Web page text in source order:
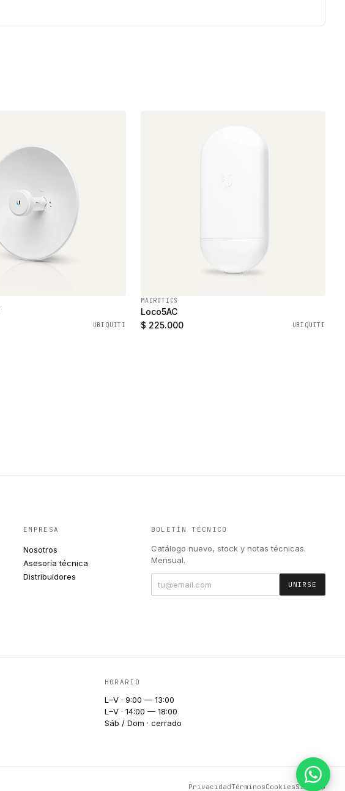
UBIQUITI
MACROTICS
Loco5AC
$ 225.000
UBIQUITI
EMPRESA
Nosotros
Asesoría técnica
Distribuidores
BOLETÍN TÉCNICO
Catálogo nuevo, stock y notas técnicas.
Mensual.
UNIRSE
HORARIO
L–V · 9:00 — 13:00
L–V · 14:00 — 18:00
Sáb / Dom · cerrado
PrivacidadTérminosCookiesSitemap